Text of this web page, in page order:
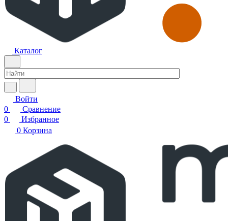
Каталог
Войти
0
Сравнение
0
Избранное
0 Корзина